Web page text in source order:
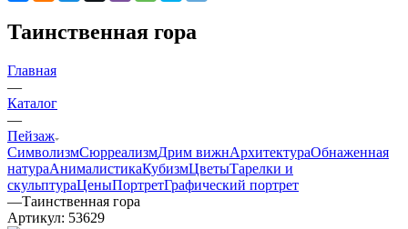
Таинственная гора
Главная
—
Каталог
—
Пейзаж
СимволизмСюрреализмДрим вижнАрхитектураОбнаженная
натураАнималистикаКубизмЦветыТарелки и
скульптураЦеныПортретГрафический портрет
—Таинственная гора
Артикул: 53629